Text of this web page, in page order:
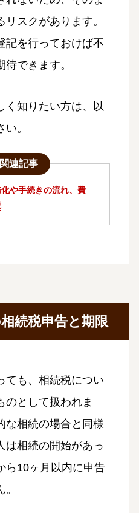
スクがあります。
記を行っておけば不
できます。
く知りたい方は、以
。
連記事
や手続きの流れ、費
続税申告と期限
ても、相続税につい
のとして扱われま
な相続の場合と同様
は相続の開始があっ
ら10ヶ月以内に申告